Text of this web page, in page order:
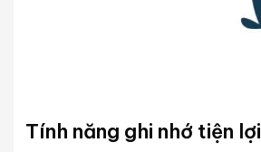
Tính năng ghi nhớ tiện lợi